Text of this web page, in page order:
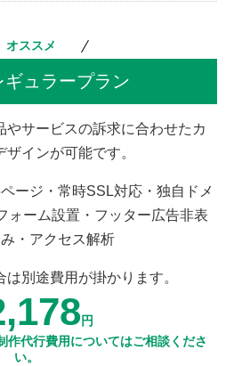
オススメ
ギュラープラン
やサービスの訴求に合わせたカ
インが可能です。
ージ・常時SSL対応・独自ドメ
ォーム設置・フッター広告非表
・アクセス解析
別途費用が掛かります。
円
作代行費用についてはご相談くださ
い。